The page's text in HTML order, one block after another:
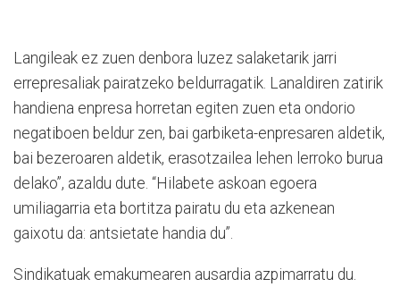
Langileak ez zuen denbora luzez salaketarik jarri
errepresaliak pairatzeko beldurragatik. Lanaldiren zatirik
handiena enpresa horretan egiten zuen eta ondorio
negatiboen beldur zen, bai garbiketa-enpresaren aldetik,
bai bezeroaren aldetik, erasotzailea lehen lerroko burua
delako”, azaldu dute. “Hilabete askoan egoera
umiliagarria eta bortitza pairatu du eta azkenean
gaixotu da: antsietate handia du”.
Sindikatuak emakumearen ausardia azpimarratu du.